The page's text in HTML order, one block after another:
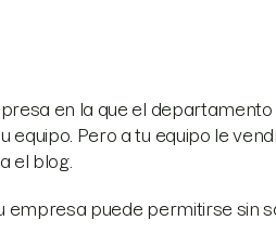
en la que el
Pero a tu equipo le
el blog.
puede permitirse sin